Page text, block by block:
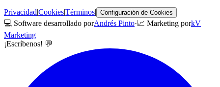
Privacidad|Cookies|Términos| Configuración de Cookies
💻 Software desarrollado porAndrés Pinto·📈 Marketing porkV
Marketing
¡Escríbenos! 💬